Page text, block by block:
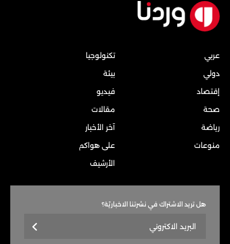
عربي
دولي
إقتصاد
صحة
رياضة
منوعات
تكنولوجيا
بيئة
فيديو
مقالات
آخر الأخبار
على هواكم
الأرشيف
هل تريد الاشتراك في نشرتنا الاخباريّة؟